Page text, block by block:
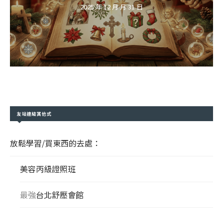
2025 年 12 月 月 31 日
友站連結其他式
放鬆學習/買東西的去處：
美容丙級證照班
最強台北舒壓會館